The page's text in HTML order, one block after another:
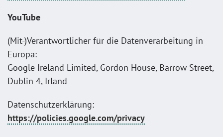
YouTube
(Mit-)Verantwortlicher für die Datenverarbeitung in
Europa:
Google Ireland Limited, Gordon House, Barrow Street,
Dublin 4, Irland
Datenschutzerklärung:
https://policies.google.com/privacy